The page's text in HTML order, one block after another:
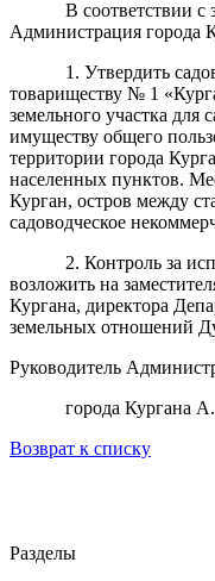
В соответствии с
Администрация города
1. Утвердить
товариществу № 1
земельного участка для
имуществу общего
территории города
населенных пунктов.
Курган, остров между
садоводческое
2. Контроль за
возложить на
Кургана, директора
земельных отношений
Руководитель
города Кургана
Возврат к списку
Разделы